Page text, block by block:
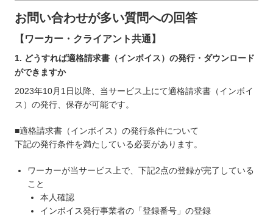
お問い合わせが多い質問への回答
【ワーカー・クライアント共通】
1. どうすれば適格請求書（インボイス）の発行・ダウンロード
ができますか
2023年10月1日以降、当サービス上にて適格請求書（インボイ
ス）の発行、保存が可能です。
■適格請求書（インボイス）の発行条件について
下記の発行条件を満たしている必要があります。
ワーカーが当サービス上で、下記2点の登録が完了している
こと
本人確認
インボイス発行事業者の「登録番号」の登録